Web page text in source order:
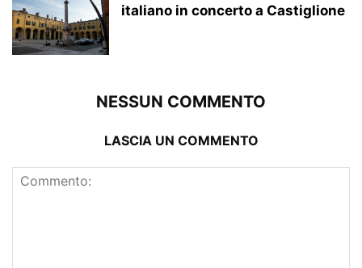
italiano in concerto a Castiglione
NESSUN COMMENTO
LASCIA UN COMMENTO